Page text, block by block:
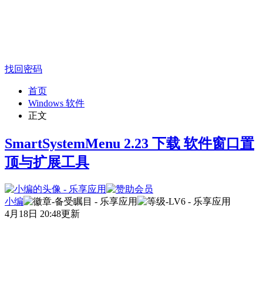
找回密码
首页
Windows 软件
正文
SmartSystemMenu 2.23 下载 软件窗口置
顶与扩展工具
小编
4月18日 20:48更新